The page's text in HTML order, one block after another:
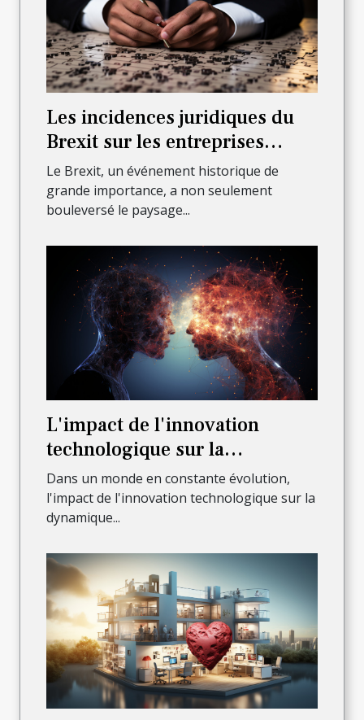
Les incidences juridiques du
Brexit sur les entreprises
françaises
Le Brexit, un événement historique de
grande importance, a non seulement
bouleversé le paysage...
L'impact de l'innovation
technologique sur la
dynamique de l'entreprise
Dans un monde en constante évolution,
l'impact de l'innovation technologique sur la
dynamique...